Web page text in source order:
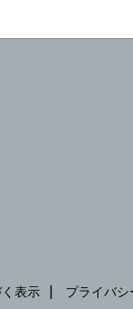
表示 プライバシ